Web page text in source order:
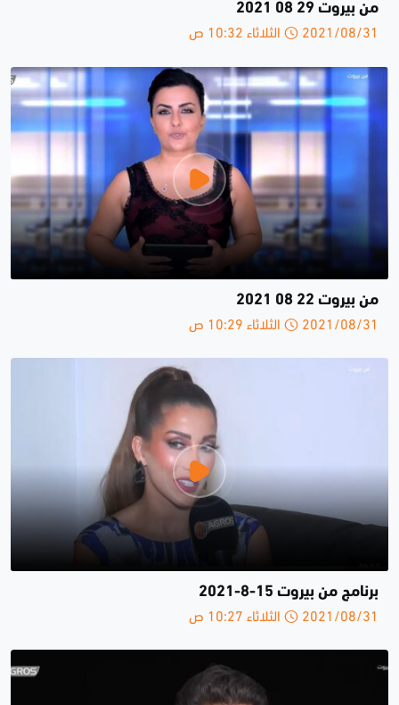
من بيروت 29 08 2021
2021/08/31 الثلاثاء 10:32 ص
من بيروت 22 08 2021
2021/08/31 الثلاثاء 10:29 ص
برنامج من بيروت 15-8-2021
2021/08/31 الثلاثاء 10:27 ص